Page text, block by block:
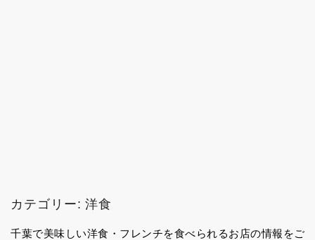
カテゴリー:洋食
千葉で美味しい洋食・フレンチを食べられるお店の情報をご